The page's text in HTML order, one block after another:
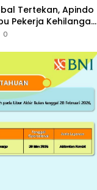
Tertekan, Apindo
Pekerja Kehilangan
0